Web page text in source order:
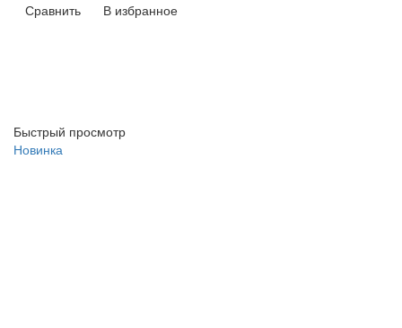
Сравнить
В избранное
Быстрый просмотр
Новинка